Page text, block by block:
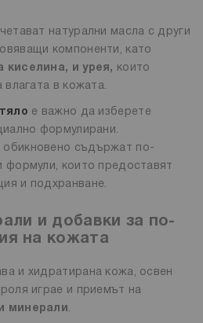
натурални масла с други
компоненти, като
киселина, и урея,
които
влагата в кожата.
е важно да изберете
формулирани.
обикновено съдържат по-
формули, които предоставят
и подхранване.
и добавки за по-
на кожата
и хидратирана кожа, освен
играе и приемът на
минерали .